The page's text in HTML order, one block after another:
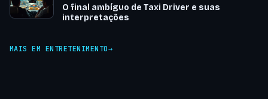
O final ambíguo de Taxi Driver e suas
interpretações
MAIS EM ENTRETENIMENTO